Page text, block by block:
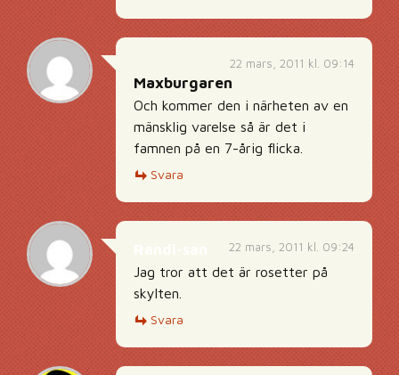
22 mars, 2011 kl. 09:14
Maxburgaren
Och kommer den i närheten av en
mänsklig varelse så är det i
famnen på en 7-årig flicka.
Svara
22 mars, 2011 kl. 09:24
Jag tror att det är rosetter på
skylten.
Svara